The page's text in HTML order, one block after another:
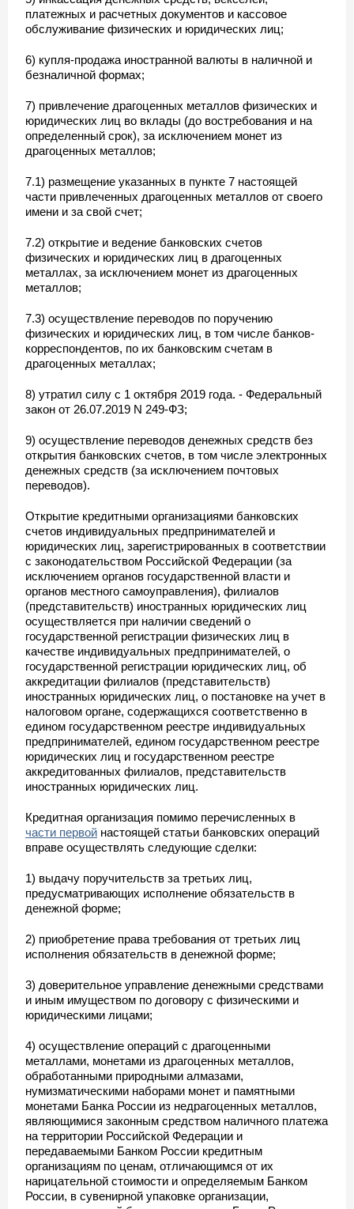
платежных и расчетных документов и кассовое
обслуживание физических и юридических лиц;
6) купля-продажа иностранной валюты в наличной и
безналичной формах;
7) привлечение драгоценных металлов физических и
юридических лиц во вклады (до востребования и на
определенный срок), за исключением монет из
драгоценных металлов;
7.1) размещение указанных в пункте 7 настоящей
части привлеченных драгоценных металлов от своего
имени и за свой счет;
7.2) открытие и ведение банковских счетов
физических и юридических лиц в драгоценных
металлах, за исключением монет из драгоценных
металлов;
7.3) осуществление переводов по поручению
физических и юридических лиц, в том числе банков-
корреспондентов, по их банковским счетам в
драгоценных металлах;
8) утратил силу с 1 октября 2019 года. - Федеральный
закон от 26.07.2019 N 249-ФЗ;
9) осуществление переводов денежных средств без
открытия банковских счетов, в том числе электронных
денежных средств (за исключением почтовых
переводов).
Открытие кредитными организациями банковских
счетов индивидуальных предпринимателей и
юридических лиц, зарегистрированных в соответствии
с законодательством Российской Федерации (за
исключением органов государственной власти и
органов местного самоуправления), филиалов
(представительств) иностранных юридических лиц
осуществляется при наличии сведений о
государственной регистрации физических лиц в
качестве индивидуальных предпринимателей, о
государственной регистрации юридических лиц, об
аккредитации филиалов (представительств)
иностранных юридических лиц, о постановке на учет в
налоговом органе, содержащихся соответственно в
едином государственном реестре индивидуальных
предпринимателей, едином государственном реестре
юридических лиц и государственном реестре
аккредитованных филиалов, представительств
иностранных юридических лиц.
Кредитная организация помимо перечисленных в
части первой настоящей статьи банковских операций
вправе осуществлять следующие сделки:
1) выдачу поручительств за третьих лиц,
предусматривающих исполнение обязательств в
денежной форме;
2) приобретение права требования от третьих лиц
исполнения обязательств в денежной форме;
3) доверительное управление денежными средствами
и иным имуществом по договору с физическими и
юридическими лицами;
4) осуществление операций с драгоценными
металлами, монетами из драгоценных металлов,
обработанными природными алмазами,
нумизматическими наборами монет и памятными
монетами Банка России из недрагоценных металлов,
являющимися законным средством наличного платежа
на территории Российской Федерации и
передаваемыми Банком России кредитным
организациям по ценам, отличающимся от их
нарицательной стоимости и определяемым Банком
России, в сувенирной упаковке организации,